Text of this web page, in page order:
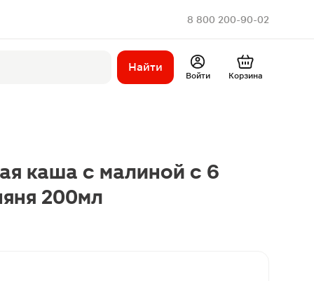
8 800 200-90-02
Найти
Войти Корзина
каша с малиной с 6
200мл